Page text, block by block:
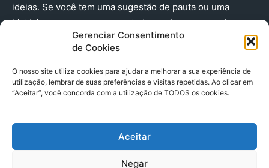
Gerenciar Consentimento
de Cookies
O nosso site utiliza cookies para ajudar a melhorar a sua experiência de
utilização, lembrar de suas preferências e visitas repetidas. Ao clicar em
“Aceitar”, você concorda com a utilização de TODOS os cookies.
Aceitar
Negar
ideias. Se você tem uma sugestão de pauta ou uma
história que merece ser contada, envie-nos agora!
(91) 98224 - 3111
© 2025 A Província do Pará CNPJ: 04.901.141/0001-36 End .
Trav. Quintino Bocaiuva 2301, Ed. Rogério Fernandez – Sala